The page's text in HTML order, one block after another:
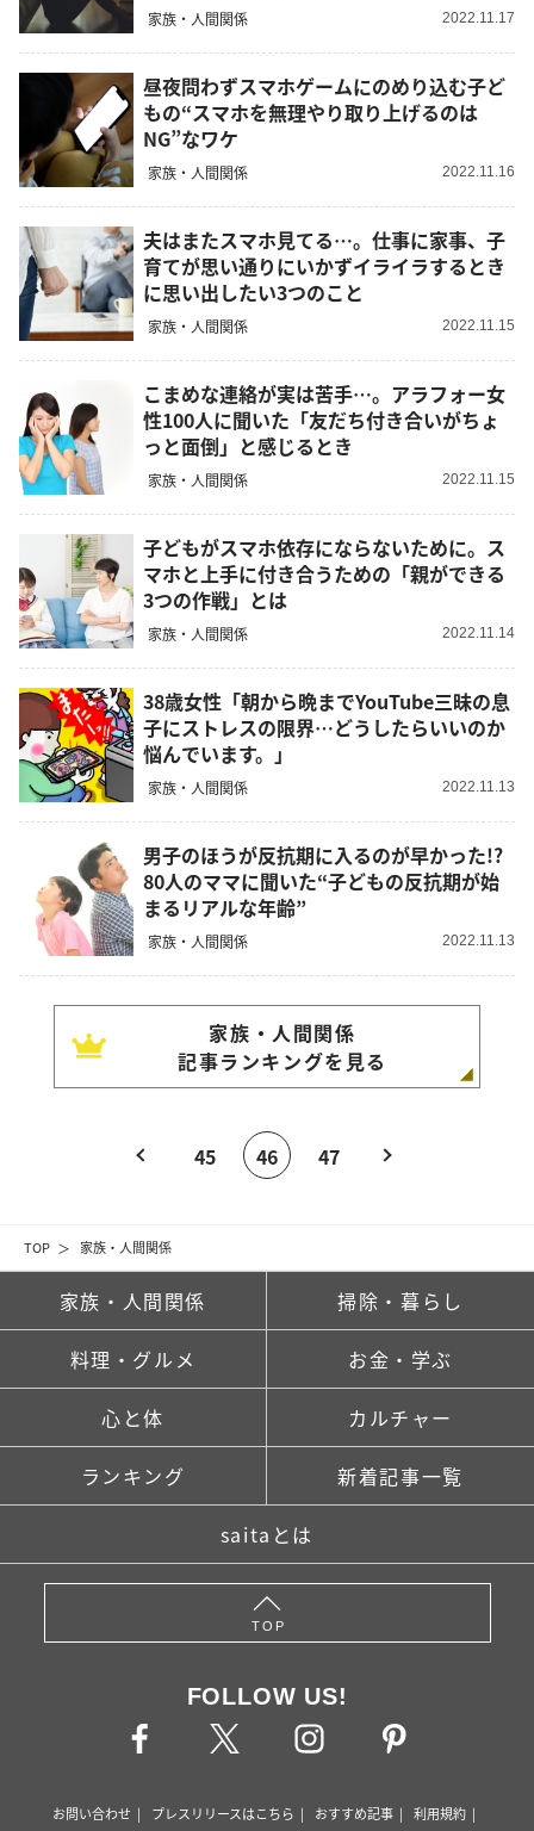
TOP 家族・人間関係
家族・人間関係 2022.11.17
昼夜問わずスマホゲームにのめり込む子ど
もの“スマホを無理やり取り上げるのは
NG”なワケ
家族・人間関係 2022.11.16
夫はまたスマホ見てる…。仕事に家事、子
育てが思い通りにいかずイライラするとき
に思い出したい3つのこと
家族・人間関係 2022.11.15
こまめな連絡が実は苦手…。アラフォー女
性100人に聞いた「友だち付き合いがちょ
っと面倒」と感じるとき
家族・人間関係 2022.11.15
子どもがスマホ依存にならないために。ス
マホと上手に付き合うための「親ができる
3つの作戦」とは
家族・人間関係 2022.11.14
38歳女性「朝から晩までYouTube三昧の息
子にストレスの限界…どうしたらいいのか
悩んでいます。」
家族・人間関係 2022.11.13
男子のほうが反抗期に入るのが早かった!?
80人のママに聞いた“子どもの反抗期が始
まるリアルな年齢”
家族・人間関係 2022.11.13
家族・人間関係
記事ランキングを見る
45 46 47
家族・人間関係 掃除・暮らし
料理・グルメ お金・学ぶ
心と体 カルチャー
ランキング 新着記事一覧
saitaとは
TOP
FOLLOW US!
お問い合わせ プレスリリースはこちら おすすめ記事
利用規約